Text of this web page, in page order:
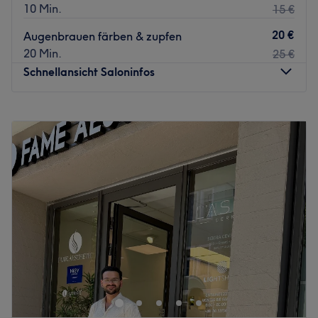
10 Min.
15 €
Augenbrauen färben & zupfen
20 Min.
20 €
25 €
Schnellansicht Saloninfos
Dienstag
20:00
Mittwoch
10:00
Donnerstag
10:00
20:00
Samstag
10:00
Sonntag
Geschlossen
Lass dir deine Schönheit von einer ganz besonderen Seite
zeigen! In der Berliner bc beauty lounge, in der
Knaackstraße 7 verstecken sich vielfältige Methoden und
Techniken für einen echten Wow-Moment im Spiegel. Mit